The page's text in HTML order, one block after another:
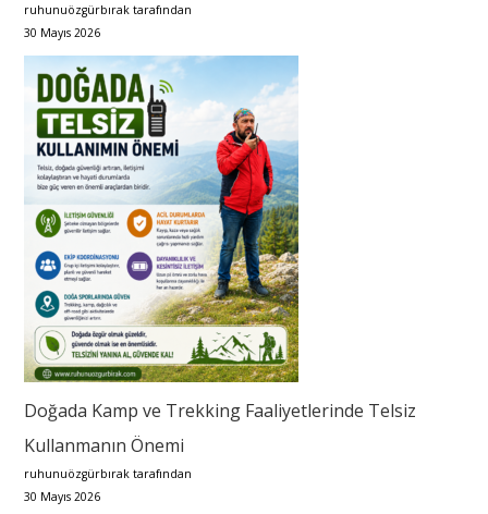
ruhunuözgürbırak tarafından
30 Mayıs 2026
Doğada Kamp ve Trekking Faaliyetlerinde Telsiz
Kullanmanın Önemi
ruhunuözgürbırak tarafından
30 Mayıs 2026